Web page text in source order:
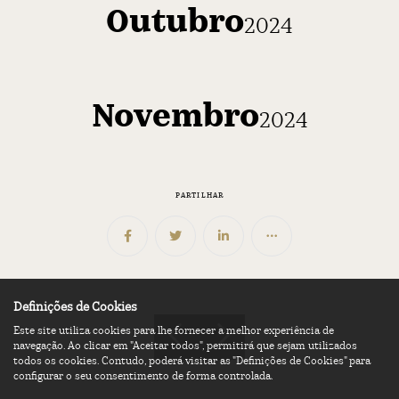
Outubro2024
Novembro2024
PARTILHAR
Definições de Cookies
Este site utiliza cookies para lhe fornecer a melhor experiência de
navegação. Ao clicar em "Aceitar todos", permitirá que sejam utilizados
todos os cookies. Contudo, poderá visitar as "Definições de Cookies" para
configurar o seu consentimento de forma controlada.